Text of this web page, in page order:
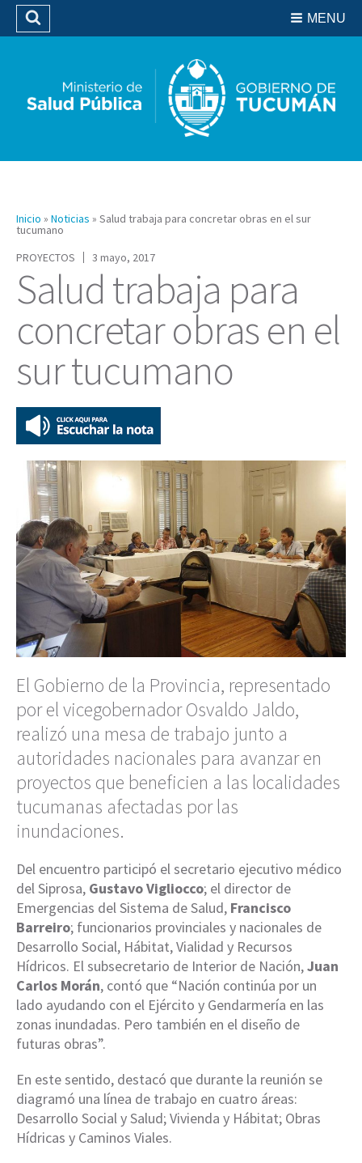
Biblioteca
MENU
Buscar
Inicio » Noticias » Salud trabaja para concretar obras en el sur
tucumano
PROYECTOS
3 mayo, 2017
Salud trabaja para
concretar obras en el
sur tucumano
El Gobierno de la Provincia, representado
por el vicegobernador Osvaldo Jaldo,
realizó una mesa de trabajo junto a
autoridades nacionales para avanzar en
proyectos que beneficien a las localidades
tucumanas afectadas por las
inundaciones.
Del encuentro participó el secretario ejecutivo médico
del Siprosa, Gustavo Vigliocco; el director de
Emergencias del Sistema de Salud, Francisco
Barreiro; funcionarios provinciales y nacionales de
Desarrollo Social, Hábitat, Vialidad y Recursos
Hídricos. El subsecretario de Interior de Nación,Juan
Carlos Morán, contó que “Nación continúa por un
lado ayudando con el Ejército y Gendarmería en las
zonas inundadas. Pero también en el diseño de
futuras obras”.
En este sentido, destacó que durante la reunión se
diagramó una línea de trabajo en cuatro áreas:
Desarrollo Social y Salud; Vivienda y Hábitat; Obras
Hídricas y Caminos Viales.